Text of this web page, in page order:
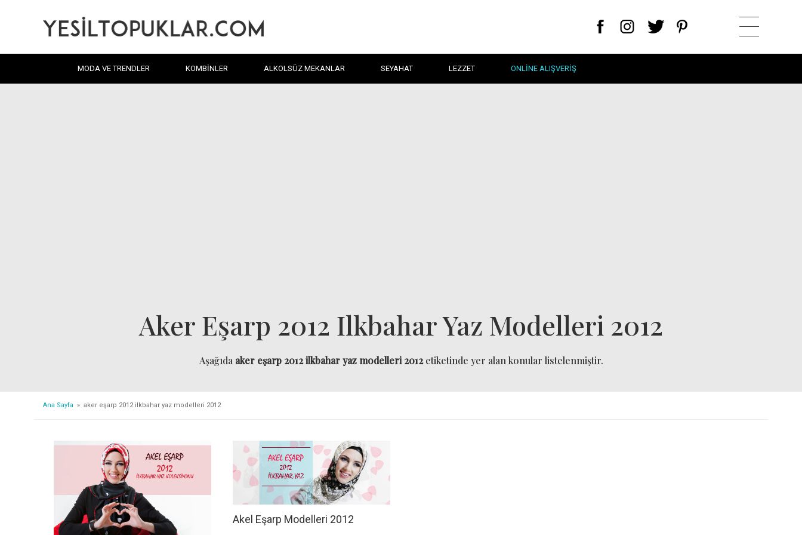
MODA VE TRENDLER KOMBINLER ALKOLSÜZ MEKANLAR SEYAHAT LEZZET ONLINE ALIŞVERIŞ
Aker Eşarp 2012 Ilkbahar Yaz Modelleri 2012
Aşağıda aker eşarp 2012 ilkbahar yaz modelleri 2012etiketinde yer alan konular listelenmiştir.
Ana Sayfa » aker eşarp 2012 ilkbahar yaz modelleri 2012
Akel Eşarp Modelleri 2012